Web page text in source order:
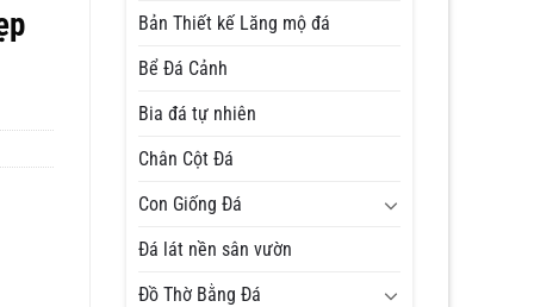
Bản Thiết kế Lăng mộ đá
Bể Đá Cảnh
Bia đá tự nhiên
Chân Cột Đá
Con Giống Đá
Đá lát nền sân vườn
Đồ Thờ Bằng Đá